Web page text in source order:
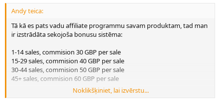
Andy teica:
Tā kā es pats vadu affiliate programmu savam produktam, tad man
ir izstrādāta sekojoša bonusu sistēma:
1-14 sales, commision 30 GBP per sale
15-29 sales, commision 40 GBP per sale
30-44 sales, commision 50 GBP per sale
45+ sales, commision 60 GBP per sale
Tādejādi es motivēju savus affiliate censties sasniegt pēc iespējas
Noklikšķiniet, lai izvērstu...